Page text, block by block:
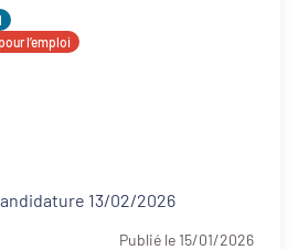
l’emploi
13/02/2026
Publié le 15/01/2026